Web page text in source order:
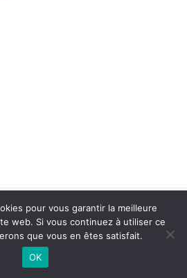
pour vous garantir la meilleure
web. Si vous continuez à utiliser ce
que vous en êtes satisfait.
OK